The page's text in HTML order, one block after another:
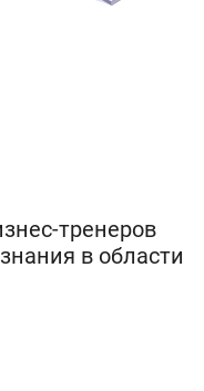
тренеров
в области